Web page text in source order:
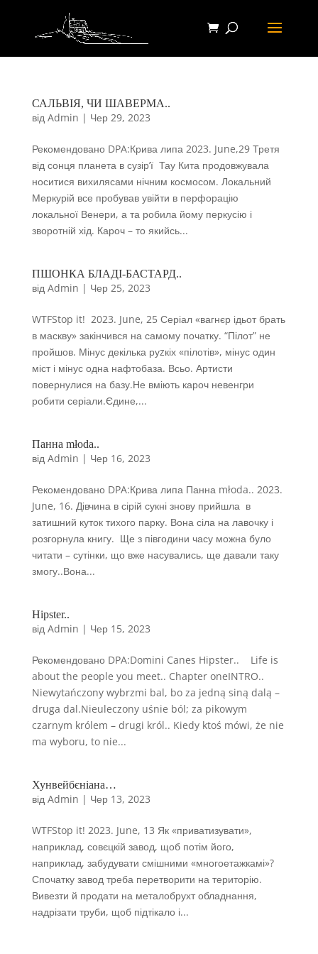
САЛЬВІЯ, ЧИ ШАВЕРМА..
від Admin | Чер 29, 2023
Рекомендовано DPA:Крива липа 2023. June,29 Третя
від сонця планета в сузір’ї Тау Кита продовжувала
носитися вихилясами нічним космосом. Локальний
Меркурій все пробував увійти в перфорацію
локальної Венери, а та робила йому перкусію і
зворотній хід. Кароч – то якийсь...
ПШОНКА БЛАДІ-БАСТАРД..
від Admin | Чер 25, 2023
WTFStop it! 2023. June, 25 Серіал «вагнєр ідьот брать
в маскву» закінчився на самому початку. “Пілот” не
пройшов. Мінус декілька руzкіх «пілотів», мінус один
міст і мінус одна нафтобаза. Всьо. Артисти
повернулися на базу.Не вміють кароч невенгри
робити серіали.Єдине,...
Панна młoda..
від Admin | Чер 16, 2023
Рекомендовано DPA:Крива липа Панна młoda.. 2023.
June, 16. Дівчина в сірій сукні знову прийшла в
затишний куток тихого парку. Вона сіла на лавочку і
розгорнула книгу. Ще з півгодини часу можна було
читати – сутінки, що вже насувались, ще давали таку
змогу..Вона...
Hipster..
від Admin | Чер 15, 2023
Рекомендовано DPA:Domini Canes Hipster.. ​ Life is
about the people you meet.. Chapter oneINTRO..
Niewytańczony wybrzmi bal, bo za jedną siną dalą –
druga dal.Nieuleczony uśnie ból; za pikowym
czarnym królem – drugi król.. Kiedy ktoś mówi, że nie
ma wyboru, to nie...
Хунвейбєніана…
від Admin | Чер 13, 2023
WTFStop it! 2023. June, 13 Як «приватизувати»,
наприклад, совєцкій завод, щоб потім його,
наприклад, забудувати смішними «многоетажкамі»?
Спочатку завод треба перетворити на територію.
Вивезти й продати на металобрухт обладнання,
надрізати труби, щоб підтікало і...